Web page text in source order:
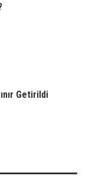
Getirildi